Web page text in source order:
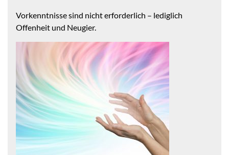
Vorkenntnisse sind nicht erforderlich – lediglich
Offenheit und Neugier.